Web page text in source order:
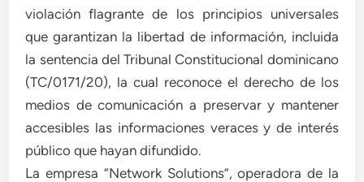
violación flagrante de los principios universales
que garantizan la libertad de información, incluida
la sentencia del Tribunal Constitucional dominicano
(TC/0171/20), la cual reconoce el derecho de los
medios de comunicación a preservar y mantener
accesibles las informaciones veraces y de interés
público que hayan difundido.
La empresa “Network Solutions”, operadora de la